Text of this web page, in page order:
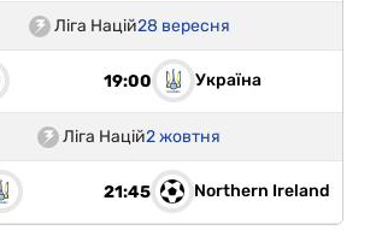
Ліга Націй28 вересня
19:00 Україна
Ліга Націй2 жовтня
21:45 Northern Ireland